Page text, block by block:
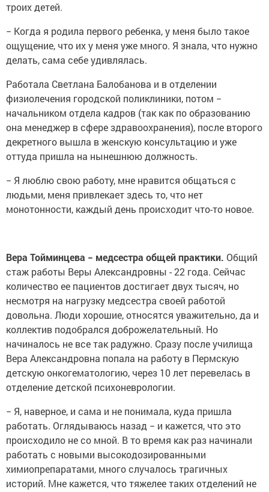
троих детей.
− Когда я родила первого ребенка, у меня было такое
ощущение, что их у меня уже много. Я знала, что нужно
делать, сама себе удивлялась.
Работала Светлана Балобанова и в отделении
физиолечения городской поликлиники, потом −
начальником отдела кадров (так как по образованию
она менеджер в сфере здравоохранения), после второго
декретного вышла в женскую консультацию и уже
оттуда пришла на нынешнюю должность.
− Я люблю свою работу, мне нравится общаться с
людьми, меня привлекает здесь то, что нет
монотонности, каждый день происходит что-то новое.
Вера Тойминцева − медсестра общей практики. Общий
стаж работы Веры Александровны - 22 года. Сейчас
количество ее пациентов достигает двух тысяч, но
несмотря на нагрузку медсестра своей работой
довольна. Люди хорошие, относятся уважительно, да и
коллектив подобрался доброжелательный. Но
начиналось не все так радужно. Сразу после училища
Вера Александровна попала на работу в Пермскую
детскую онкогематологию, через 10 лет перевелась в
отделение детской психоневрологии.
− Я, наверное, и сама и не понимала, куда пришла
работать. Оглядываюсь назад − и кажется, что это
происходило не со мной. В то время как раз начинали
работать с новыми высокодозированными
химиопрепаратами, много случалось трагичных
историй. Мне кажется, что тяжелее таких отделений не